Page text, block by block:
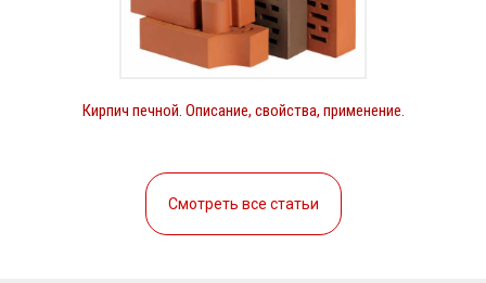
Кирпич печной. Описание, свойства, применение.
Смотреть все статьи